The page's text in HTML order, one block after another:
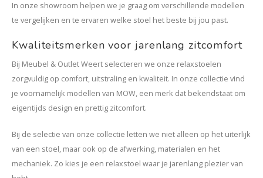
In onze showroom helpen we je graag om verschillende modellen
te vergelijken en te ervaren welke stoel het beste bij jou past.
Kwaliteitsmerken voor jarenlang zitcomfort
Bij Meubel & Outlet Weert selecteren we onze relaxstoelen
zorgvuldig op comfort, uitstraling en kwaliteit. In onze collectie vind
je voornamelijk modellen van MOW, een merk dat bekendstaat om
eigentijds design en prettig zitcomfort.
Bij de selectie van onze collectie letten we niet alleen op het uiterlijk
van een stoel, maar ook op de afwerking, materialen en het
mechaniek. Zo kies je een relaxstoel waar je jarenlang plezier van